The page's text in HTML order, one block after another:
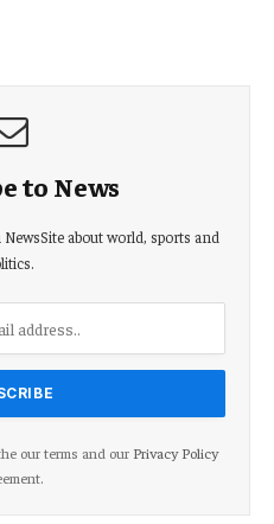
to News
about world, sports and
our terms and our Privacy Policy